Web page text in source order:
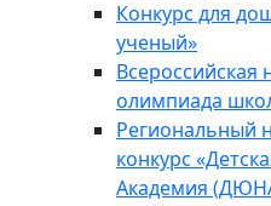
Конкурс для
ученый»
Всероссийская
олимпиада
Региональный
конкурс
Академия